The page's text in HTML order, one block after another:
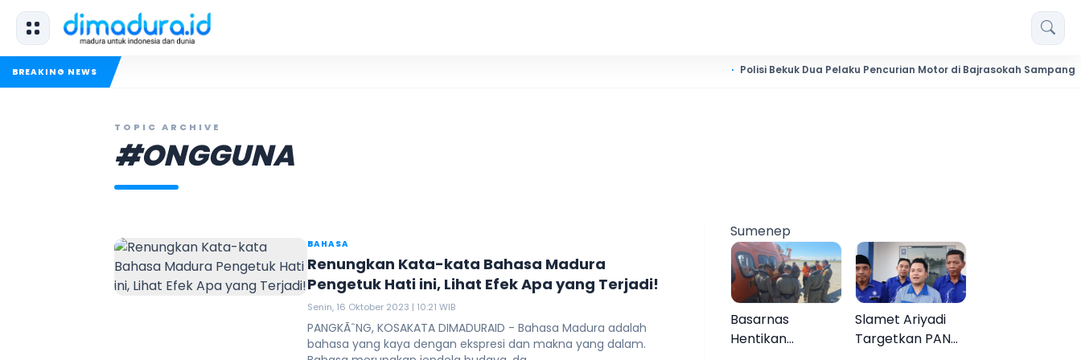
BREAKING NEWS Polisi Bekuk Dua Pelaku Pencurian Motor di Bajrasokah Sampang
TOPIC ARCHIVE
#ONGGUNA
BAHASA
Renungkan Kata-kata Bahasa Madura
Pengetuk Hati ini, Lihat Efek Apa yang Terjadi!
Senin, 16 Oktober 2023 | 10:21 WIB
PANGKÃˆNG, KOSAKATA DIMADURAID - Bahasa Madura adalah
bahasa yang kaya dengan ekspresi dan makna yang dalam.
Sumenep
Basarnas
Hentikan
Slamet Ariyadi
Targetkan PAN